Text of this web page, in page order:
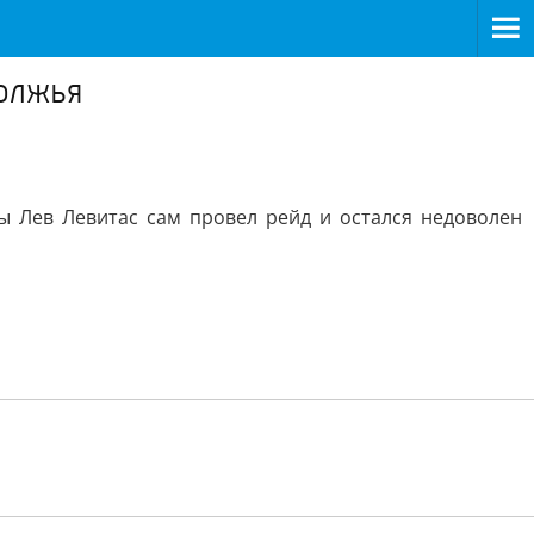
Левитас сам провел рейд и остался недоволен